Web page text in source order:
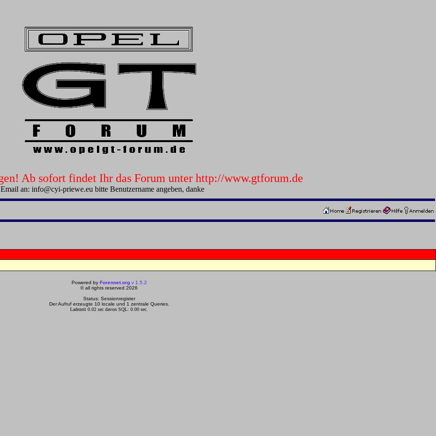
Ab sofort findet Ihr das Forum unter http://www.gtforum.de
an: info@cyi-priewe.eu bitte Benutzername angeben, danke
Powered by Forennet.org v 1.5.2
© all rights reserved 2026
Status: Sessionregister
Der Aufruf erzeugte 10 locale und 1 zentrale Queries.
Ladezeit 0.02 sec davon SQL: 0.00 sec.